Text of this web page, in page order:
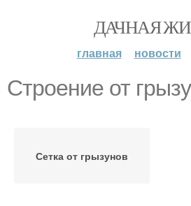
ДАЧНАЯ
главная новости
Строение от
Сетка от грызунов